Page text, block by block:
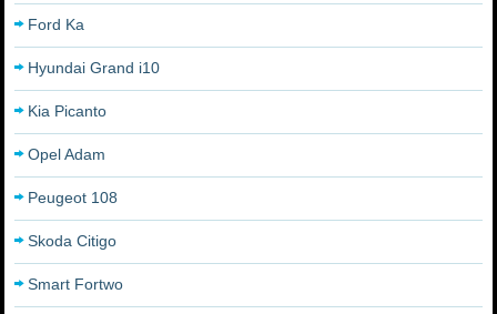
Ford Ka
Hyundai Grand i10
Kia Picanto
Opel Adam
Peugeot 108
Skoda Citigo
Smart Fortwo